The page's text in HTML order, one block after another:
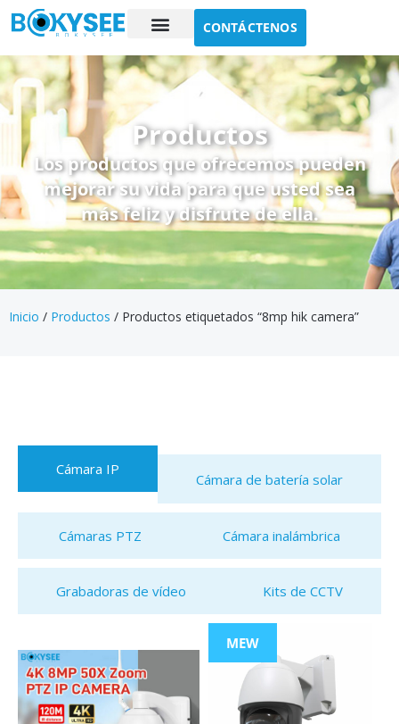
CONTÁCTENOS
Productos
Los productos que ofrecemos pueden
mejorar su vida para que usted sea
más feliz y disfrute de ella.
Inicio / Productos / Productos etiquetados “8mp hik camera”
Cámara IP
Cámara de batería solar
Cámaras PTZ Cámara inalámbrica
Grabadoras de vídeo Kits de CCTV
MEW